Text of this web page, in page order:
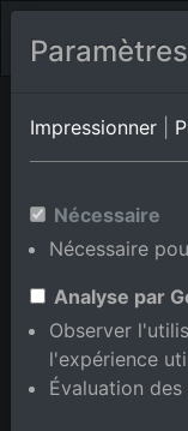
Album de
Ajouter au
Impressionner
Nécessaire
Nécessaire
Analyse par
Observer
l'expérience
Évaluation